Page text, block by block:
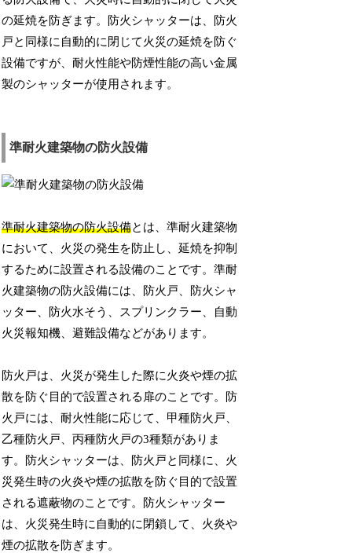
の延焼を防ぎます。防火シャッターは、防火
戸と同様に自動的に閉じて火災の延焼を防ぐ
設備ですが、耐火性能や防煙性能の高い金属
製のシャッターが使用されます。
準耐火建築物の防火設備
準耐火建築物の防火設備とは、準耐火建築物
において、火災の発生を防止し、延焼を抑制
するために設置される設備のことです。準耐
火建築物の防火設備には、防火戸、防火シャ
ッター、防火水そう、スプリンクラー、自動
火災報知機、避難設備などがあります。
防火戸は、火災が発生した際に火炎や煙の拡
散を防ぐ目的で設置される扉のことです。防
火戸には、耐火性能に応じて、甲種防火戸、
乙種防火戸、丙種防火戸の3種類がありま
す。防火シャッターは、防火戸と同様に、火
災発生時の火炎や煙の拡散を防ぐ目的で設置
される遮蔽物のことです。防火シャッター
は、火災発生時に自動的に閉鎖して、火炎や
煙の拡散を防ぎます。